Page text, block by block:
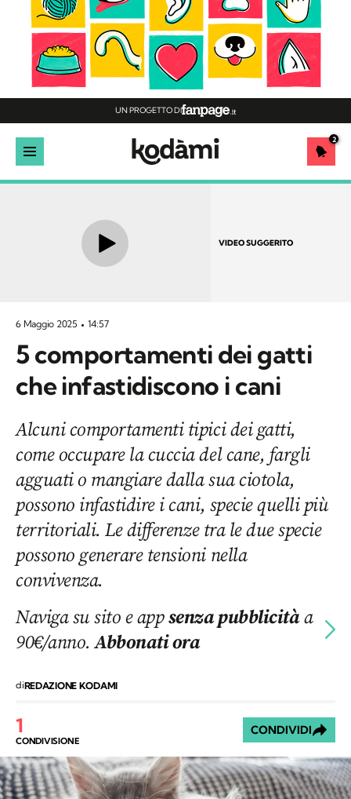
UN PROGETTO DI
2
VIDEO SUGGERITO
6 Maggio 2025 14:57
5 comportamenti dei gatti
che infastidiscono i cani
Alcuni comportamenti tipici dei gatti,
come occupare la cuccia del cane, fargli
agguati o mangiare dalla sua ciotola,
possono infastidire i cani, specie quelli più
territoriali. Le differenze tra le due specie
possono generare tensioni nella
convivenza.
Naviga su sito e appsenza pubblicitàa
90€/anno.Abbonati ora
diREDAZIONE KODAMI
1
CONDIVISIONE
CONDIVIDI